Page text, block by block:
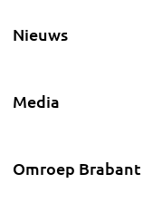
Nieuws
Media
Omroep Brabant